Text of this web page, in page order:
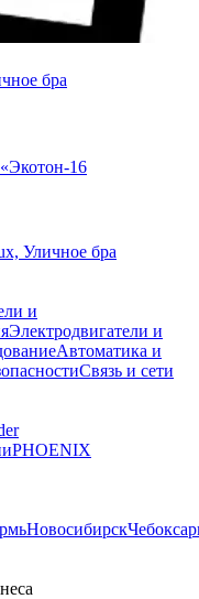
бра
16
Уличное бра
и
Электродвигатели и
Автоматика и
Связь и сети
PHOENIX
Новосибирск